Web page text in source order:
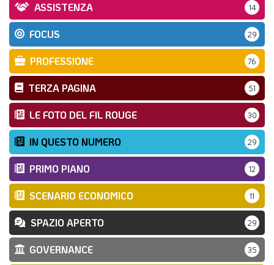
ASSISTENZA 14
FOCUS 29
PROFESSIONE 76
TERZA PAGINA 51
LE FOTO DEL FIL ROUGE 30
IN QUESTO NUMERO 29
PRIMO PIANO 12
SCENARIO ECONOMICO 11
SPAZIO APERTO 29
GOVERNANCE 35